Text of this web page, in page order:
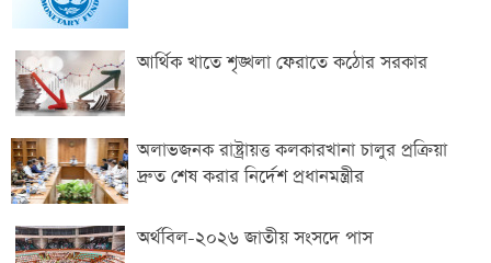
আর্থিক খাতে শৃঙ্খলা ফেরাতে কঠোর সরকার
অলাভজনক রাষ্ট্রায়ত্ত কলকারখানা চালুর প্রক্রিয়া
দ্রুত শেষ করার নির্দেশ প্রধানমন্ত্রীর
অর্থবিল-২০২৬ জাতীয় সংসদে পাস